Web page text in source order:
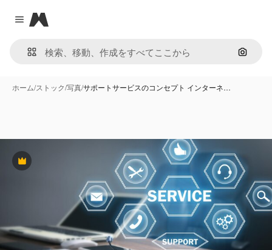
Close menu
Magnific
画像で
ホーム/ストック/写真/サポートサービスのコンセプト インターネ…
Premium